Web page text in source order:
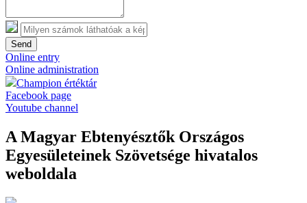
Send
Online entry
Online administration
Champion értéktár
Facebook page
Youtube channel
A Magyar Ebtenyésztők Országos
Egyesületeinek Szövetsége hivatalos
weboldala